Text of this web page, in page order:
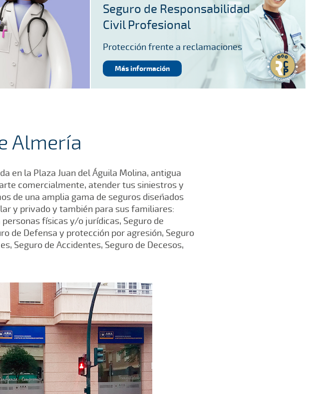
Seguro de Responsabilidad
Civil Profesional
Protección frente a reclamaciones
Más información
Almería
en la Plaza Juan del Águila Molina, antigua
comercialmente, atender tus siniestros y
de una amplia gama de seguros diseñados
y privado y también para sus familiares:
físicas y/o jurídicas, Seguro de
de Defensa y protección por agresión, Seguro
Seguro de Accidentes, Seguro de Decesos,